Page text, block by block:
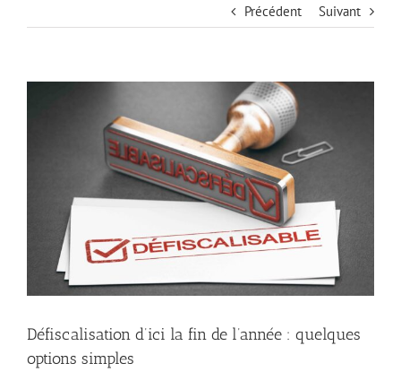
Précédent Suivant
Défiscalisation d’ici la fin de l’année : quelques
options simples